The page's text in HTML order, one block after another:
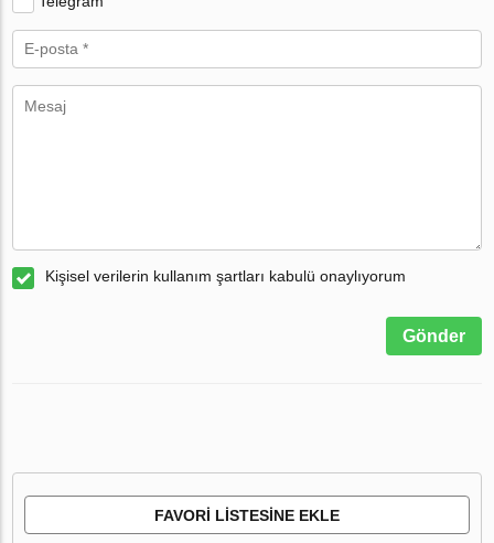
Kişisel verilerin kullanım şartları kabulü onaylıyorum
Gönder
FAVORI LISTESINE EKLE